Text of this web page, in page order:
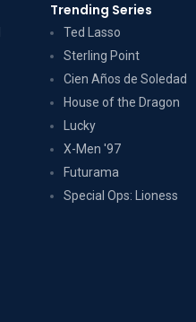
Trending Series
Ted Lasso
Sterling Point
Cien Años de Soledad
House of the Dragon
Lucky
X-Men '97
Futurama
Special Ops: Lioness